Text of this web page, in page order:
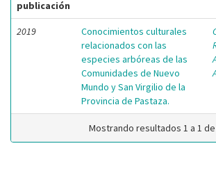
publicación
2019
Conocimientos culturales
relacionados con las
especies arbóreas de las
Comunidades de Nuevo
Mundo y San Virgilio de la
Provincia de Pastaza.
Mostrando resultados 1 a 1 de